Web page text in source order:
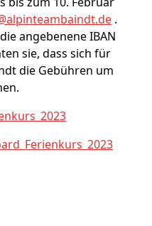
.
angebenene IBAN
sie, dass sich für
die Gebühren um